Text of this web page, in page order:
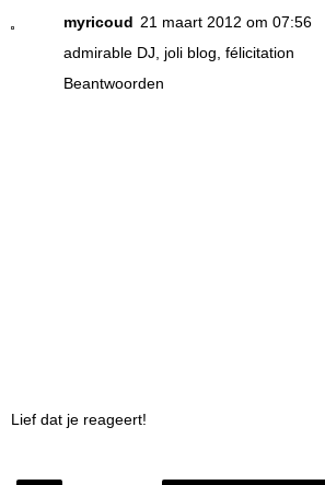
myricoud 21 maart 2012 om 07:56
admirable DJ, joli blog, félicitation
Beantwoorden
Lief dat je reageert!